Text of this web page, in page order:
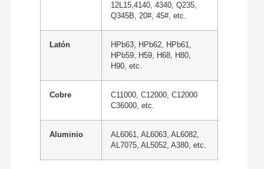
12L15,4140, 4340, Q235,
Q345B, 20#, 45#, etc.
Latón
HPb63, HPb62, HPb61,
HPb59, H59, H68, H80,
H90, etc.
Cobre
C11000, C12000, C12000
C36000, etc.
Aluminio
AL6061, AL6063, AL6082,
AL7075, AL5052, A380, etc.